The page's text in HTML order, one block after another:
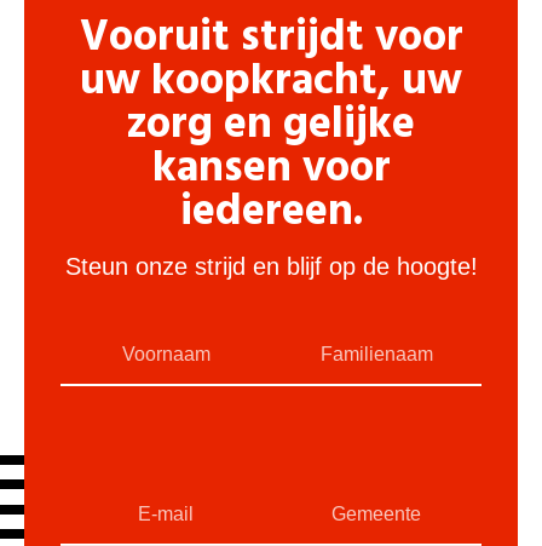
Vooruit strijdt voor
uw koopkracht, uw
zorg en gelijke
kansen voor
iedereen.
Steun onze strijd en blijf op de hoogte!